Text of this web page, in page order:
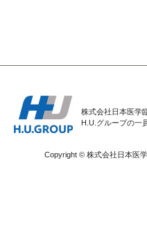
株式会社日本医学
H.U.グループの一
Copyright © 株式会社日本医